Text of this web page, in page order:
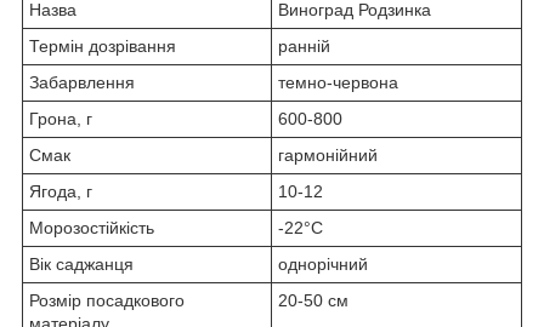
Назва
Виноград Родзинка
Термін дозрівання
ранній
Забарвлення
темно-червона
Грона, г
600-800
Смак
гармонійний
Ягода, г
10-12
Морозостійкість
-22°С
Вік саджанця
однорічний
Розмір посадкового
матеріалу
20-50 см